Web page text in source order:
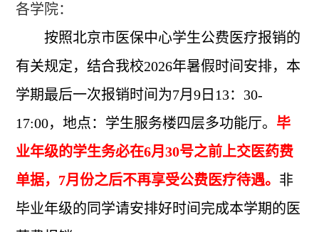
各学院：
按照北京市医保中心学生公费医疗报销的
有关规定，结合我校2026年暑假时间安排，本
学期最后一次报销时间为7月9 日 13： 30-
17:00，地点：学生服务楼四层多功能厅。 毕
业年级的学生务必在6月30号之前上交医药费
单据， 7月份之后不再享受公费医疗待遇。 非
毕业年级的同学请安排好时间完成本学期的医